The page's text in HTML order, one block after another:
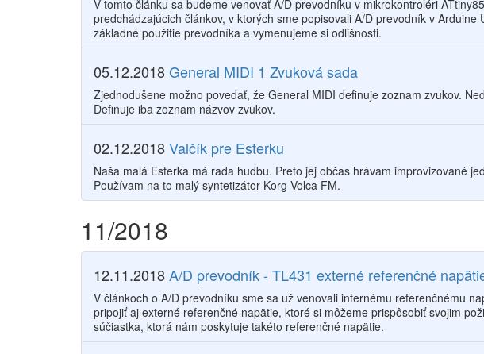
V tomto článku sa budeme venovať A/D prevodníku v mikrokontroléri
predchádzajúcich článkov, v ktorých sme popisovali A/D prevodník v Arduine
základné použitie prevodníka a vymenujeme si odlišnosti.
05.12.2018General MIDI 1 Zvuková sada
Zjednodušene možno povedať, že General MIDI definuje zoznam zvukov.
Definuje iba zoznam názvov zvukov.
02.12.2018Valčík pre Esterku
Naša malá Esterka má rada hudbu. Preto jej občas hrávam improvizované
Používam na to malý syntetizátor Korg Volca FM.
11/2018
12.11.2018A/D prevodník - TL431 externé referenčné
V článkoch o A/D prevodníku sme sa už venovali internému referenčnému
pripojiť aj externé referenčné napätie, ktoré si môžeme prispôsobiť svojim
súčiastka, ktorá nám poskytuje takéto referenčné napätie.